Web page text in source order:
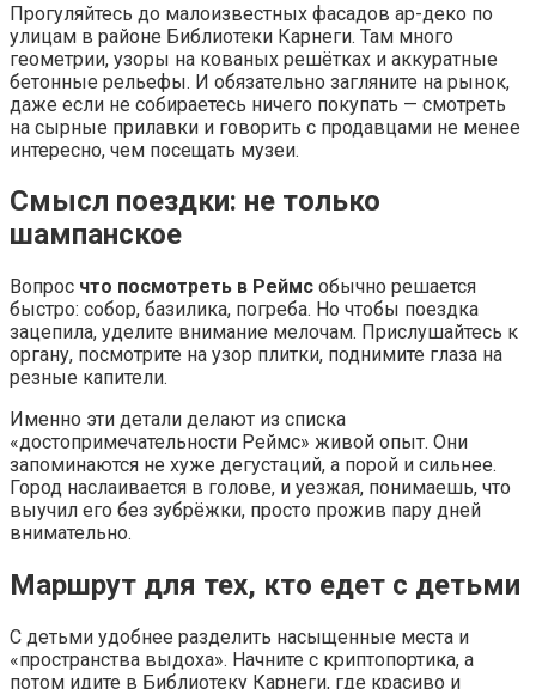
Прогуляйтесь до малоизвестных фасадов ар-деко по
улицам в районе Библиотеки Карнеги. Там много
геометрии, узоры на кованых решётках и аккуратные
бетонные рельефы. И обязательно загляните на рынок,
даже если не собираетесь ничего покупать — смотреть
на сырные прилавки и говорить с продавцами не менее
интересно, чем посещать музеи.
Смысл поездки: не только
шампанское
Вопрос что посмотреть в Реймс обычно решается
быстро: собор, базилика, погреба. Но чтобы поездка
зацепила, уделите внимание мелочам. Прислушайтесь к
органу, посмотрите на узор плитки, поднимите глаза на
резные капители.
Именно эти детали делают из списка
«достопримечательности Реймс» живой опыт. Они
запоминаются не хуже дегустаций, а порой и сильнее.
Город наслаивается в голове, и уезжая, понимаешь, что
выучил его без зубрёжки, просто прожив пару дней
внимательно.
Маршрут для тех, кто едет с детьми
С детьми удобнее разделить насыщенные места и
«пространства выдоха». Начните с криптопортика, а
потом идите в Библиотеку Карнеги, где красиво и